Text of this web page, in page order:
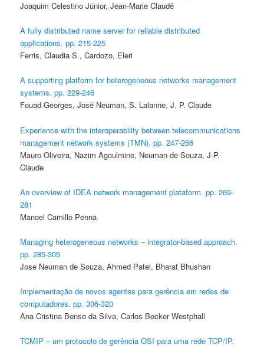
Joaquim Celestino Júnior, Jean-Marie Claudé
A fully distributed name server for reliable distributed
applications. pp. 215-225
Ferris, Claudia S., Cardozo, Eleri
A supporting platform for heterogeneous networks management
systems. pp. 229-246
Fouad Georges, José Neuman, S. Lalanne, J. P. Claude
Experience with the interoperability between telecommunications
management network systems (TMN). pp. 247-266
Mauro Oliveira, Nazim Agoulmine, Neuman de Souza, J-P.
Claude
An overview of IDEA network management plataform. pp. 269-
281
Manoel Camillo Penna
Managing heterogeneous networks – integrator-based approach.
pp. 285-305
Jose Neuman de Souza, Ahmed Patel, Bharat Bhushan
Implementação de novos agentes para gerência em redes de
computadores. pp. 306-320
Ana Cristina Benso da Silva, Carlos Becker Westphall
TCMIP – um protocolo de gerência OSI para uma rede TCP/IP.